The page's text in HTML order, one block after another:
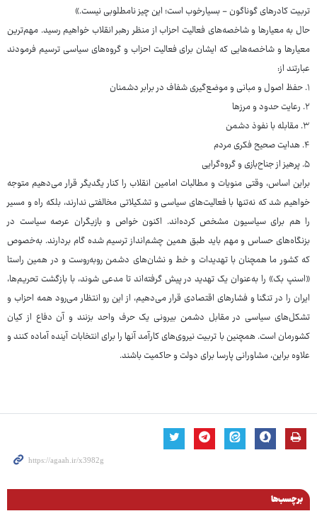
تربیت کادرهای گوناگون - بسیارخوب است؛ این چیز نامطلوبی نیست.»
حال به معیارها و شاخصه‌های فعالیت احزاب از منظر رهبر انقلاب خواهیم رسید. مهم‌ترین
معیارها و شاخصه‌هایی که ایشان برای فعالیت احزاب و گروه‌های سیاسی ترسیم فرمودند
عبارتند از:
۱. حفظ اصول و مبانی و موضع‌گیری شفاف در برابر دشمنان
۲. رعایت حدود و مرزها
۳. مقابله با نفوذ دشمن
۴. هدایت صحیح فکری مردم
۵. پرهیز از جناح‌بازی و گروه‌گرایی
براین اساس، وقتی منویات و مطالبات امامین انقلاب را کنار یگدیگر قرار می‌دهیم متوجه
خواهیم شد که نه‌تنها با فعالیت‌های سیاسی و تشکیلاتی مخالفتی ندارند، بلکه راه و مسیر
را هم برای سیاسیون مشخص کرده‌اند. اکنون خواص و بازیگران عرصه سیاست در
بزنگاه‌های حساس و مهم باید طبق همین چشم‌انداز ترسیم شده گام بردارند. به‌خصوص
که کشور ما همچنان با تهدیدات و خط و نشان‌های دشمن روبه‌روست و در همین راستا
«اسنپ بک» را به‌عنوان یک تهدید در پیش گرفته‌اند تا مدعی شوند، با بازگشت تحریم‌ها،
ایران را در تنگنا و فشارهای اقتصادی قرار می‌دهیم، از این رو انتظار می‌رود همه احزاب و
تشکل‌های سیاسی در مقابل دشمن بیرونی یک حرف واحد بزنند و آن دفاع از کیان
کشورمان است. همچنین با تربیت نیروی‌های کارآمد آنها را برای انتخابات آینده آماده کنند و
علاوه براین، مشاورانی پارسا برای دولت و حاکمیت باشند.
برچسب‌ها